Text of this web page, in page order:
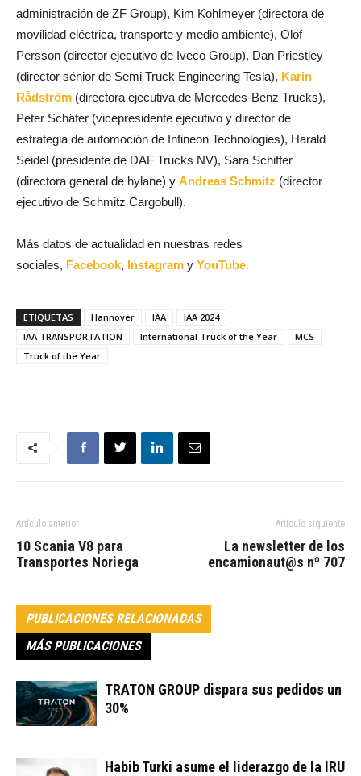
administración de ZF Group), Kim Kohlmeyer (directora de
movilidad eléctrica, transporte y medio ambiente), Olof
Persson (director ejecutivo de Iveco Group), Dan Priestley
(director sénior de Semi Truck Engineering Tesla), Karin
Rådström (directora ejecutiva de Mercedes-Benz Trucks),
Peter Schäfer (vicepresidente ejecutivo y director de
estrategia de automoción de Infineon Technologies), Harald
Seidel (presidente de DAF Trucks NV), Sara Schiffer
(directora general de hylane) y Andreas Schmitz (director
ejecutivo de Schmitz Cargobull).
Más datos de actualidad en nuestras redes
sociales, Facebook, Instagram y YouTube.
ETIQUETAS Hannover IAA
IAA 2024
IAA TRANSPORTATION
International Truck of the Year
MCS
Truck of the Year
Artículo anterior
10 Scania V8 para
Transportes Noriega
Artículo siguiente
La newsletter de los
encamionaut@s nº 707
PUBLICACIONES RELACIONADAS
MÁS PUBLICACIONES
TRATON GROUP dispara sus pedidos un
30%
Habib Turki asume el liderazgo de la IRU